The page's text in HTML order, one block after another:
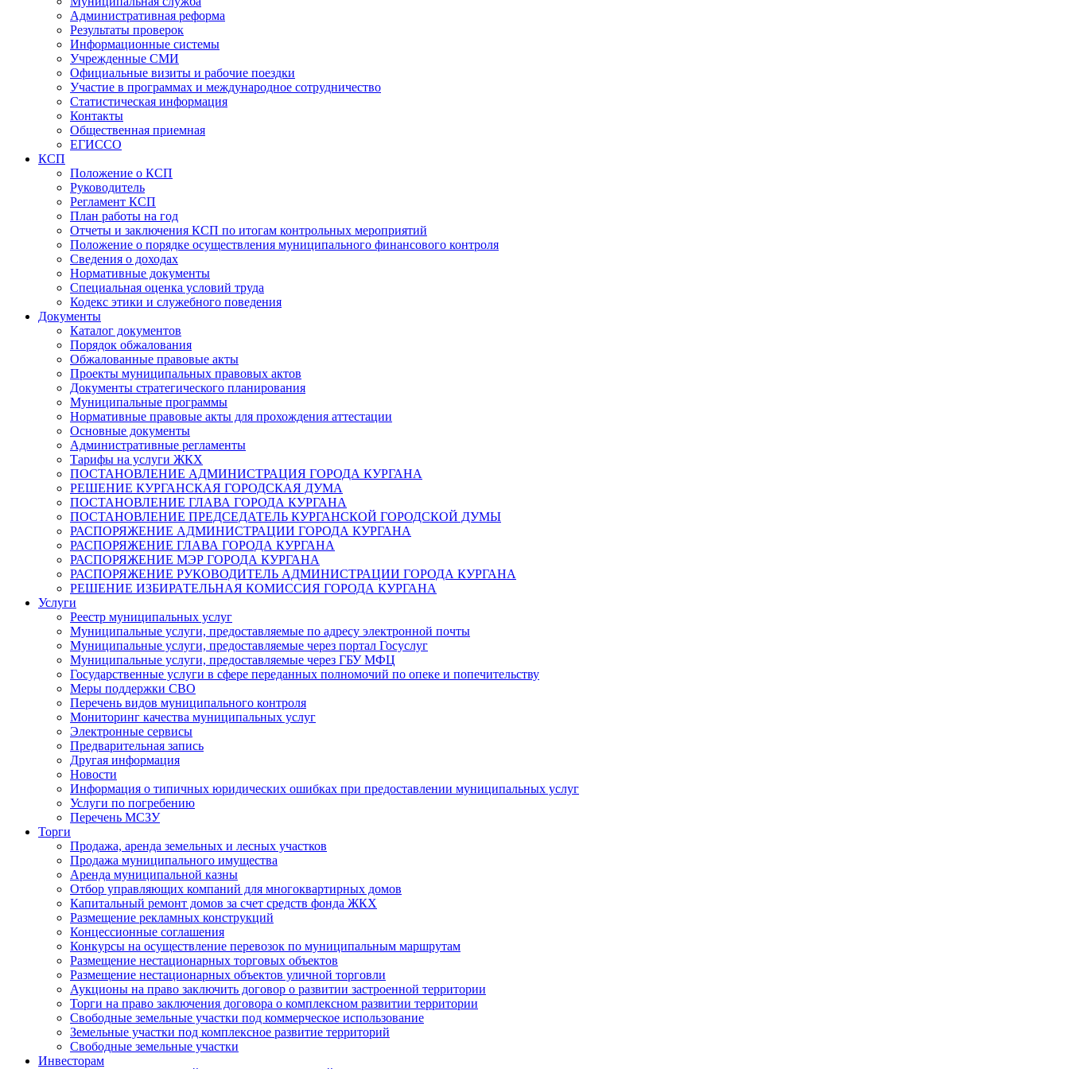
Административная реформа
Результаты проверок
Информационные системы
Учрежденные СМИ
Официальные визиты и рабочие поездки
Участие в программах и международное сотрудничество
Статистическая информация
Контакты
Общественная приемная
ЕГИССО
КСП
Положение о КСП
Руководитель
Регламент КСП
План работы на год
Отчеты и заключения КСП по итогам контрольных мероприятий
Положение о порядке осуществления муниципального финансового контроля
Сведения о доходах
Нормативные документы
Специальная оценка условий труда
Кодекс этики и служебного поведения
Документы
Каталог документов
Порядок обжалования
Обжалованные правовые акты
Проекты муниципальных правовых актов
Документы стратегического планирования
Муниципальные программы
Нормативные правовые акты для прохождения аттестации
Основные документы
Административные регламенты
Тарифы на услуги ЖКХ
ПОСТАНОВЛЕНИЕ АДМИНИСТРАЦИЯ ГОРОДА КУРГАНА
РЕШЕНИЕ КУРГАНСКАЯ ГОРОДСКАЯ ДУМА
ПОСТАНОВЛЕНИЕ ГЛАВА ГОРОДА КУРГАНА
ПОСТАНОВЛЕНИЕ ПРЕДСЕДАТЕЛЬ КУРГАНСКОЙ ГОРОДСКОЙ ДУМЫ
РАСПОРЯЖЕНИЕ АДМИНИСТРАЦИИ ГОРОДА КУРГАНА
РАСПОРЯЖЕНИЕ ГЛАВА ГОРОДА КУРГАНА
РАСПОРЯЖЕНИЕ МЭР ГОРОДА КУРГАНА
РАСПОРЯЖЕНИЕ РУКОВОДИТЕЛЬ АДМИНИСТРАЦИИ ГОРОДА КУРГАНА
РЕШЕНИЕ ИЗБИРАТЕЛЬНАЯ КОМИССИЯ ГОРОДА КУРГАНА
Услуги
Реестр муниципальных услуг
Муниципальные услуги, предоставляемые по адресу электронной почты
Муниципальные услуги, предоставляемые через портал Госуслуг
Муниципальные услуги, предоставляемые через ГБУ МФЦ
Государственные услуги в сфере переданных полномочий по опеке и попечительству
Меры поддержки СВО
Перечень видов муниципального контроля
Мониторинг качества муниципальных услуг
Электронные сервисы
Предварительная запись
Другая информация
Новости
Информация о типичных юридических ошибках при предоставлении муниципальных услуг
Услуги по погребению
Перечень МСЗУ
Торги
Продажа, аренда земельных и лесных участков
Продажа муниципального имущества
Аренда муниципальной казны
Отбор управляющих компаний для многоквартирных домов
Капитальный ремонт домов за счет средств фонда ЖКХ
Размещение рекламных конструкций
Концессионные соглашения
Конкурсы на осуществление перевозок по муниципальным маршрутам
Размещение нестационарных торговых объектов
Размещение нестационарных объектов уличной торговли
Аукционы на право заключить договор о развитии застроенной территории
Торги на право заключения договора о комплексном развитии территории
Свободные земельные участки под коммерческое использование
Земельные участки под комплексное развитие территорий
Свободные земельные участки
Инвесторам